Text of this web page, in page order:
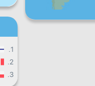
1.
2.
3.